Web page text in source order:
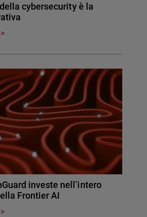
cybersecurity è la
investe nell’intero
Frontier AI